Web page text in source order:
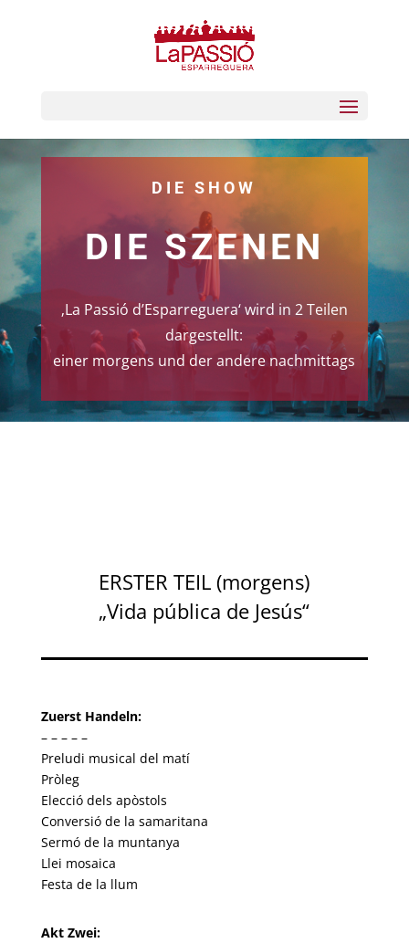
DIE SHOW
DIE SZENEN
‚La Passió d’Esparreguera‘ wird in 2 Teilen
dargestellt:
einer morgens und der andere nachmittags
ERSTER TEIL (morgens)
„Vida pública de Jesús“
Zuerst Handeln:
– – – – –
Preludi musical del matí
Pròleg
Elecció dels apòstols
Conversió de la samaritana
Sermó de la muntanya
Llei mosaica
Festa de la llum
Akt Zwei: